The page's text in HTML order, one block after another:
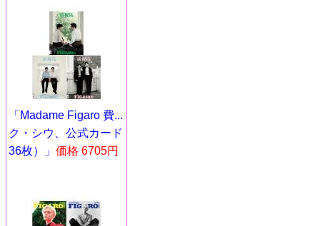
「Madame Figaro 費...
ク・シウ、公式カード
36枚）」 価格 6705円